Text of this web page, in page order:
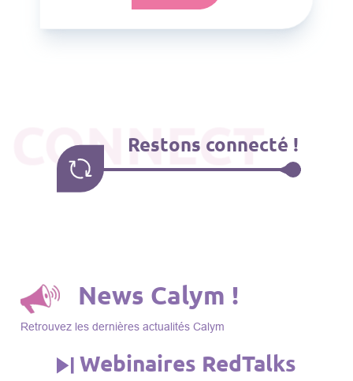
CONNECT
Restons connecté !
News Calym !
Retrouvez les dernières actualités Calym
Webinaires RedTalks